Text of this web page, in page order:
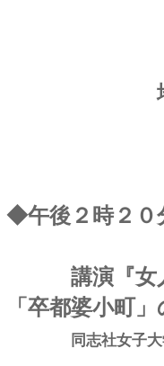
宇
地 謡
種
惣
◆午後２時２０
講演『女人
「卒都婆小町
同志社女子